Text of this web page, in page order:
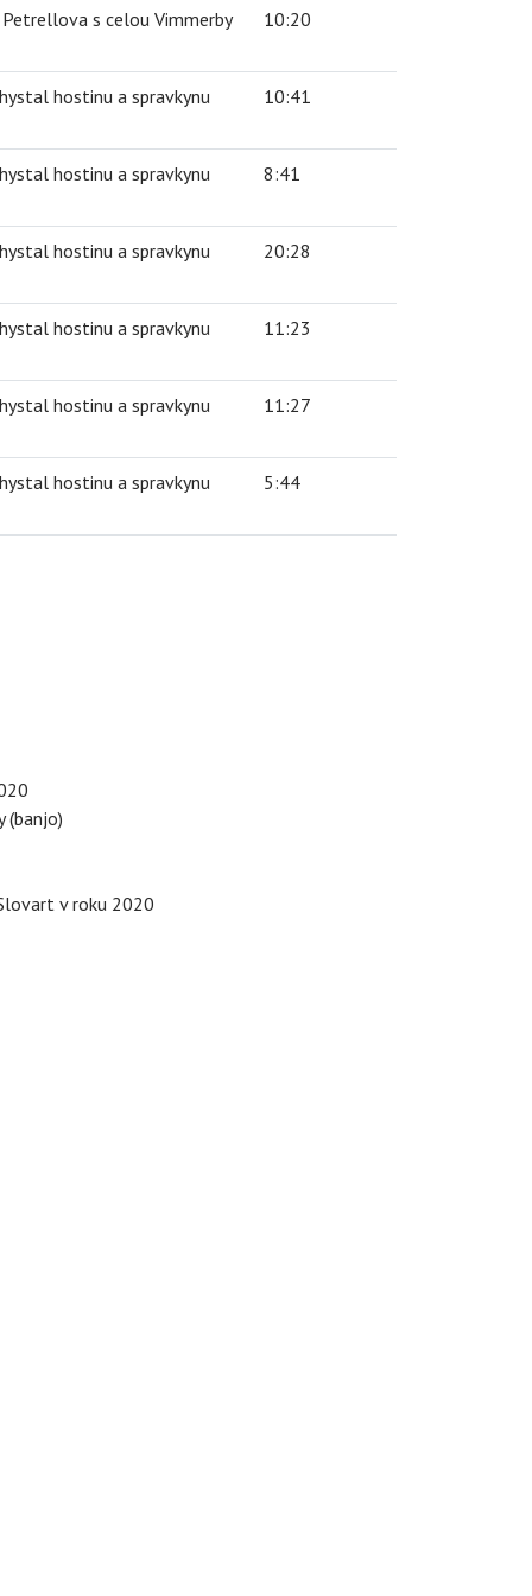
s celou Vimmerby 10:20
hostinu a spravkynu 10:41
hostinu a spravkynu 8:41
hostinu a spravkynu 20:28
hostinu a spravkynu 11:23
hostinu a spravkynu 11:27
hostinu a spravkynu 5:44
(banjo)
v roku 2020